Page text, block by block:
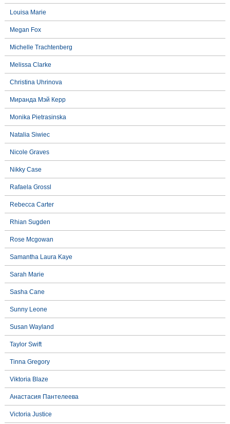
Louisa Marie
Megan Fox
Michelle Trachtenberg
Melissa Clarke
Christina Uhrinova
Миранда Мэй Керр
Monika Pietrasinska
Natalia Siwiec
Nicole Graves
Nikky Case
Rafaela Grossl
Rebecca Carter
Rhian Sugden
Rose Mcgowan
Samantha Laura Kaye
Sarah Marie
Sasha Cane
Sunny Leone
Susan Wayland
Taylor Swift
Tinna Gregory
Viktoria Blaze
Анастасия Пантелеева
Victoria Justice